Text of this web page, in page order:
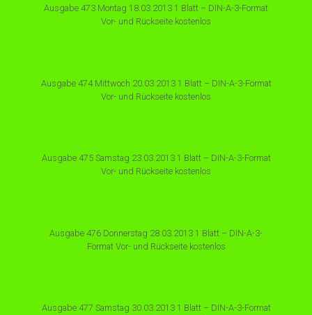
Ausgabe 473 Montag 18.03.2013 1 Blatt – DIN-A-3-Format
Vor- und Rückseite kostenlos
Ausgabe 474 Mittwoch 20.03.2013 1 Blatt – DIN-A-3-Format
Vor- und Rückseite kostenlos
Ausgabe 475 Samstag 23.03.2013 1 Blatt – DIN-A-3-Format
Vor- und Rückseite kostenlos
Ausgabe 476 Donnerstag 28.03.2013 1 Blatt – DIN-A-3-
Format Vor- und Rückseite kostenlos
Ausgabe 477 Samstag 30.03.2013 1 Blatt – DIN-A-3-Format